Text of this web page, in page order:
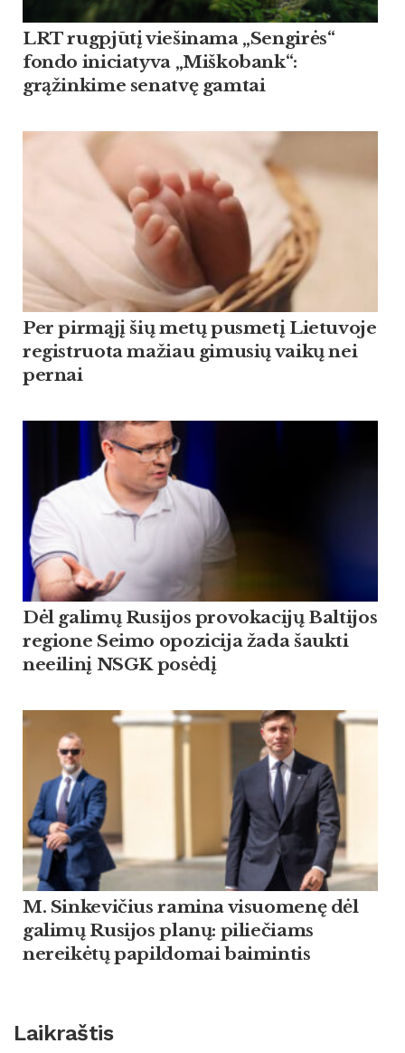
LRT rugpjūtį viešinama „Sengirės“
fondo iniciatyva „Miškobank“:
grąžinkime senatvę gamtai
Per pirmąjį šių metų pusmetį Lietuvoje
registruota mažiau gimusių vaikų nei
pernai
Dėl galimų Rusijos provokacijų Baltijos
regione Seimo opozicija žada šaukti
neeilinį NSGK posėdį
M. Sinkevičius ramina visuomenę dėl
galimų Rusijos planų: piliečiams
nereikėtų papildomai baimintis
Laikraštis